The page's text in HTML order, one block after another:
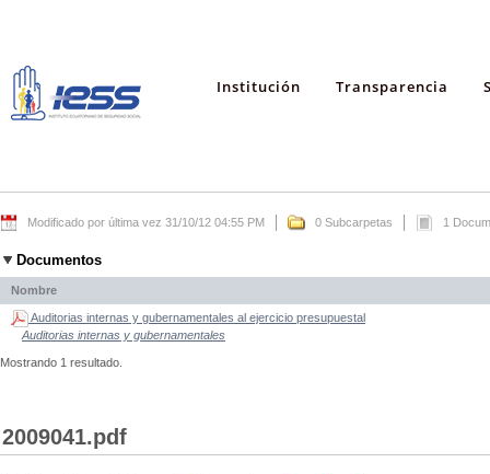
Institución Transparencia
Modificado por última vez 31/10/12 04:55 PM 0 Subcarpetas 1
Documentos
Nombre
Auditorias internas y gubernamentales al ejercicio presupuestal
Auditorias internas y gubernamentales
Mostrando 1 resultado.
2009041.pdf